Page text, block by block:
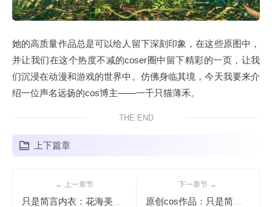
她的高质量作品总是可以给人留下深刻印象，在这些原图中，
并让我们在这个热度不减的coser圈中留下精彩的一页，让我
们沉浸在动漫和游戏的世界中。仿佛身临其境，今天我要来介
绍一位声名远扬的cos博主——一千只猫薄禾。
THE END
上下篇章
← 上一章节 下一章节 →
原创cos作品：只是简言cos百度网盘图包更新